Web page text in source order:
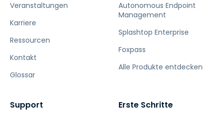
Veranstaltungen
Karriere
Ressourcen
Kontakt
Glossar
Autonomous Endpoint
Management
Splashtop Enterprise
Foxpass
Alle Produkte entdecken
Support Erste Schritte